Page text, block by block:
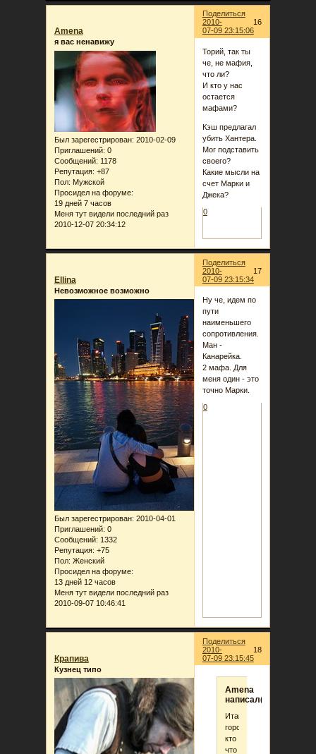
Поделиться
16
2010-
07-09 23:15:06
Amena
я вас ненавижу
Был зарегестрирован: 2010-02-09
Приглашений: 0
Сообщений: 1178
Репутация: +87
Пол: Мужской
Просидел на форуме:
19 дней 7 часов
Меня тут видели последний раз
2010-12-07 20:34:12
Торий, так ты
че, не мафия,
что ли?
И кто у нас
остается
мафами?
Кэш предлагал
убить Хантера.
Мог подставить
своего?
Какие мысли на
счет Марки и
Джека?
0
Поделиться
17
2010-
07-09 23:15:34
Ellina
Невозможное возможно
Был зарегестрирован: 2010-04-01
Приглашений: 0
Сообщений: 1332
Репутация: +75
Пол: Женский
Просидел на форуме:
13 дней 12 часов
Меня тут видели последний раз
2010-09-07 10:46:41
Ну че, идем по
пути
наименьшего
сопротивления.
Ман -
Канарейка.
2 мафа. Для
меня один - это
точно Марки.
0
Поделиться
18
2010-
07-09 23:15:45
Крапива
Кузнец типо
Amena
написал(а):
Итак,
город,
кто
что